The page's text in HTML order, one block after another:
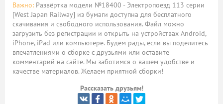
Важно: Развёртка модели №18400 - Электропоезд 113 серии
[West Japan Railway] из бумаги доступна для бесплатного
скачивания и свободного использования. Файл можно
загрузить без регистрации и открыть на устройствах Android,
iPhone, iPad или компьютере. Будем рады, если вы поделитесь
впечатлениями о сборке с друзьями или оставите
комментарий на сайте. Мы заботимся о вашем удобстве и
качестве материалов. Желаем приятной сборки!
Рассказать друзьям!